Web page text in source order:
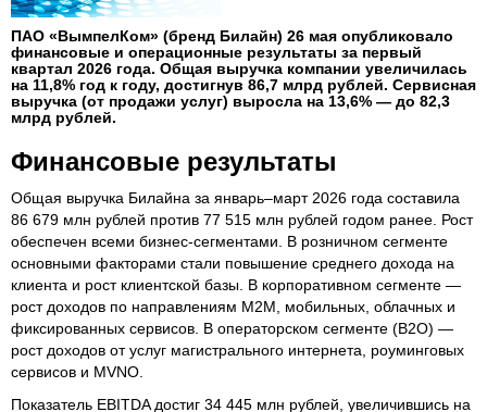
ПАО «ВымпелКом» (бренд Билайн) 26 мая опубликовало
финансовые и операционные результаты за первый
квартал 2026 года. Общая выручка компании увеличилась
на 11,8% год к году, достигнув 86,7 млрд рублей. Сервисная
выручка (от продажи услуг) выросла на 13,6% — до 82,3
млрд рублей.
Финансовые результаты
Общая выручка Билайна за январь–март 2026 года составила
86 679 млн рублей против 77 515 млн рублей годом ранее. Рост
обеспечен всеми бизнес-сегментами. В розничном сегменте
основными факторами стали повышение среднего дохода на
клиента и рост клиентской базы. В корпоративном сегменте —
рост доходов по направлениям M2M, мобильных, облачных и
фиксированных сервисов. В операторском сегменте (B2O) —
рост доходов от услуг магистрального интернета, роуминговых
сервисов и MVNO.
Показатель EBITDA достиг 34 445 млн рублей, увеличившись на